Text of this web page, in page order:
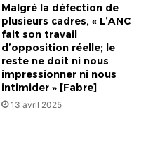
Malgré la défection de
plusieurs cadres, « L’ANC
fait son travail
d’opposition réelle; le
reste ne doit ni nous
impressionner ni nous
intimider » [Fabre]
13 avril 2025